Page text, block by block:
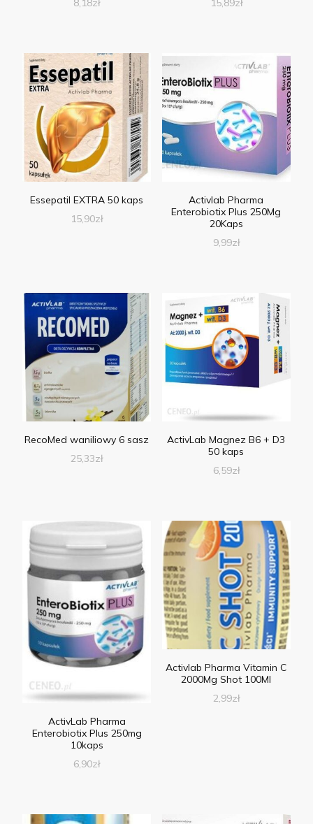
8,18zł
15,89zł
Essepatil EXTRA 50 kaps
15,90zł
Activlab Pharma
Enterobiotix Plus 250Mg
20Kaps
9,99zł
RecoMed waniliowy 6 sasz
25,33zł
ActivLab Magnez B6 + D3
50 kaps
6,59zł
ActivLab Pharma
Enterobiotix Plus 250mg
10kaps
6,90zł
Activlab Pharma Vitamin C
2000Mg Shot 100Ml
2,99zł